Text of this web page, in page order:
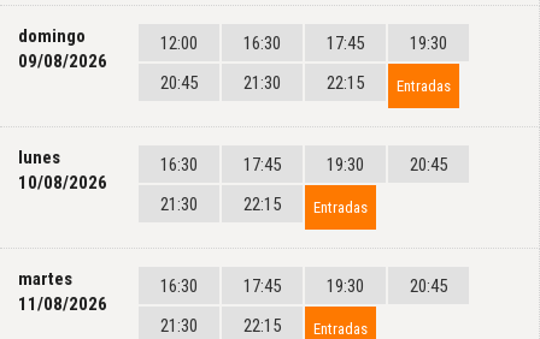
domingo
09/08/2026
12:00 16:30 17:45
19:30
20:45
21:30 22:15 Entradas
lunes
10/08/2026
16:30 17:45 19:30
20:45
21:30
22:15 Entradas
martes
11/08/2026
16:30 17:45 19:30
20:45
21:30
22:15 Entradas